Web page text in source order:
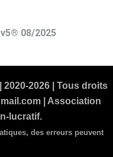
08/2025
2026 | Tous droits
| Association
lucratif.
des erreurs peuvent